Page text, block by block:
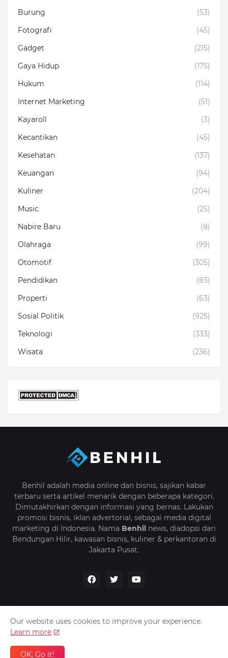
Burung
(53)
Fotografi
(45)
Gadget
(215)
Gaya Hidup
(175)
Hukum
(114)
Internet Marketing
(51)
Kayaroll
(3)
Kecantikan
(45)
Kesehatan
(137)
Keuangan
(94)
Kuliner
(204)
Music
(25)
Nabire Baru
(8)
Olahraga
(99)
Otomotif
(305)
Pendidikan
(83)
Properti
(63)
Sosial Politik
(925)
Teknologi
(333)
Wisata
(236)
Benhil adalah media online dan bisnis, sajikan kabar
terbaru serta artikel menarik dengan beberapa kategori.
Dimutakhirkan dengan informasi yang bernas. Lakukan
promosi bisnis, iklan advertorial, sebagai media digital
marketing di Indonesia. Nama Benhil news, diadopsi dari
Bendungan Hilir, kawasan bisnis, kuliner & perkantoran di
Jakarta Pusat.
Copyright © 2024 - All Right Reserved,
Home About Us Contact Us
Our website uses cookies to improve your experience.
Learn more
OK, Go it!